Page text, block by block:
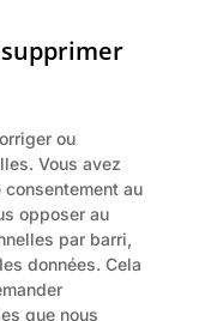
ou
Vous avez
au
opposer au
par barri,
données. Cela
que nous